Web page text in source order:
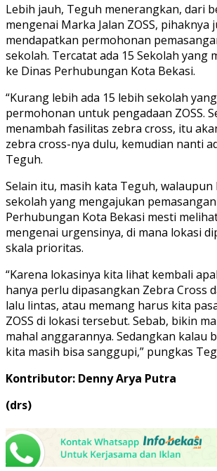
Lebih jauh, Teguh menerangkan, dari
mengenai Marka Jalan ZOSS, pihaknya
mendapatkan permohonan
sekolah. Tercatat ada 15 Sekolah yang
ke Dinas Perhubungan Kota Bekasi.
“Kurang lebih ada 15 lebih sekolah
permohonan untuk pengadaan ZOSS.
menambah fasilitas zebra cross, itu
zebra cross-nya dulu, kemudian nanti
Teguh.
Selain itu, masih kata Teguh,
sekolah yang mengajukan pemasangan
Perhubungan Kota Bekasi mesti
mengenai urgensinya, di mana lokasi
skala prioritas.
“Karena lokasinya kita lihat kembali
hanya perlu dipasangkan Zebra Cross
lalu lintas, atau memang harus kita
ZOSS di lokasi tersebut. Sebab, bikin
mahal anggarannya. Sedangkan kalau
kita masih bisa sanggupi,” pungkas
Kontributor: Denny Arya Putra
(drs)